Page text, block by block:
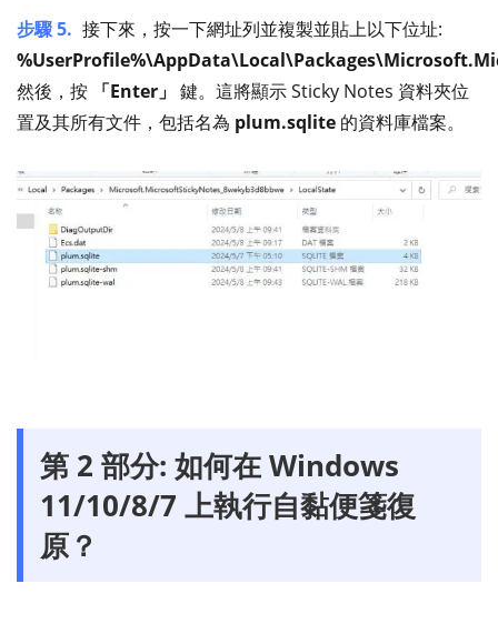
步驟 5. 接下來，按一下網址列並複製並貼上以下位址:
然後，按 「Enter」 鍵。這將顯示 Sticky Notes 資料夾位
置及其所有文件，包括名為 plum.sqlite 的資料庫檔案。
第 2 部分: 如何在 Windows
11/10/8/7 上執行自黏便箋復
原？